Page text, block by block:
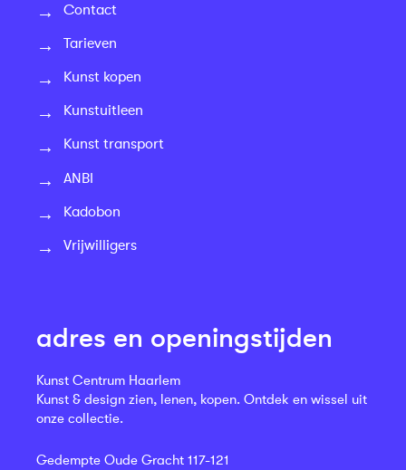
Contact
Tarieven
Kunst kopen
Kunstuitleen
Kunst transport
ANBI
Kadobon
Vrijwilligers
adres en openingstijden
Kunst Centrum Haarlem
Kunst & design zien, lenen, kopen. Ontdek en wissel uit
onze collectie.
Gedempte Oude Gracht 117-121